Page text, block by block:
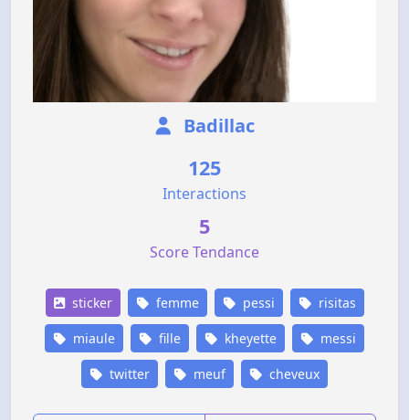
Badillac
125
Interactions
5
Score Tendance
sticker femme pessi risitas
miaule fille kheyette messi
twitter meuf cheveux